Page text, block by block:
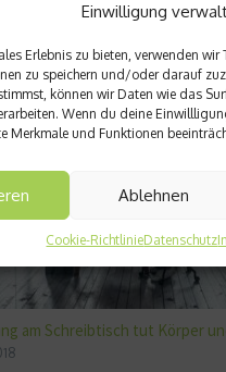
Einwilligung
Erlebnis zu bieten, verwenden wir
zu speichern und/oder darauf
können wir Daten wie das
Wenn du deine
Merkmale und Funktionen
Ablehnen
Cookie-RichtlinieDatenschutz
am Schreibtisch tut Körper